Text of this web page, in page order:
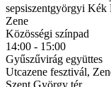
sepsiszentgyörgyi
Zene
Közösségi színpad
14:00 - 15:00
Gyűszűvirág együttes
Utcazene fesztivál,
Szent György tér